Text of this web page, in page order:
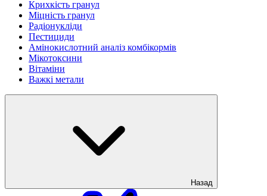
Крихкість гранул
Міцність гранул
Радіонукліди
Пестициди
Амінокислотний аналіз комбікормів
Мікотоксини
Вітаміни
Важкі метали
Назад